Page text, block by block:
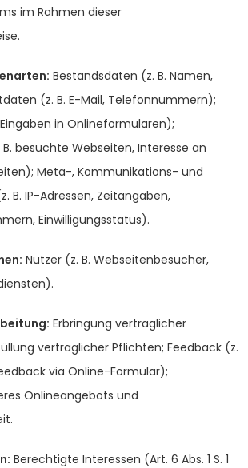
im Rahmen dieser
Bestandsdaten (z. B. Namen,
(z. B. E-Mail, Telefonnummern);
in Onlineformularen);
besuchte Webseiten, Interesse an
Meta-, Kommunikations- und
B. IP-Adressen, Zeitangaben,
Einwilligungsstatus).
Nutzer (z. B. Webseitenbesucher,
Erbringung vertraglicher
vertraglicher Pflichten; Feedback (z.
via Online-Formular);
Onlineangebots und
Berechtigte Interessen (Art. 6 Abs. 1 S. 1